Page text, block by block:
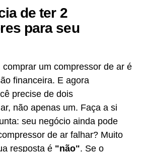
de ter 2
para seu
um compressor de ar é
financeira. E agora
precise de dois
não apenas um. Faça a si
seu negócio ainda pode
de ar falhar? Muito
resposta é "não". Se o